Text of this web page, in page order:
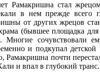
Рамакришна стал
в нем прежде всего
от других жрецов
(бывшее площадка
Многие сочувствовали
и подкупал
Рамакришна почти
и впал в глубокий транс.